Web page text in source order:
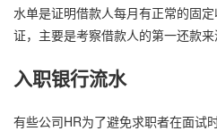
水单是证明借款人每月有正常的固
证，主要是考察借款人的第一还款来
入职银行流水
有些公司HR为了避免求职者在面试